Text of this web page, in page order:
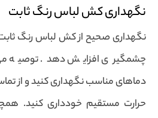
نگهداری کش لباس رنگ ثابت
نگهداری صحیح از کش لباس رنگ ثابت
چشمگیری افزایش دهد. توصیه
دماهای مناسب نگهداری کنید و از
حرارت مستقیم خودداری کنید.